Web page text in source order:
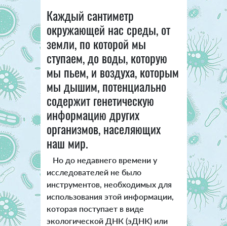
Каждый сантиметр
окружающей нас среды, от
земли, по которой мы
ступаем, до воды, которую
мы пьем, и воздуха, которым
мы дышим, потенциально
содержит генетическую
информацию других
организмов, населяющих
наш мир.
Но до недавнего времени у
исследователей не было
инструментов, необходимых для
использования этой информации,
которая поступает в виде
экологической ДНК (эДНК) или